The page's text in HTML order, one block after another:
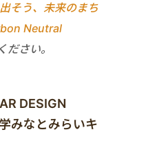
そう、未来のまち
Neutral
ださい。
DESIGN
みなとみらいキ